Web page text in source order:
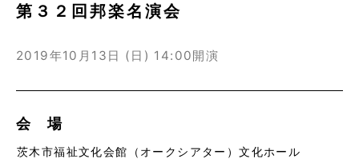
第３２回邦楽名演会
2019年10月13日 (日) 14:00開演
会 場
茨木市福祉文化会館（オークシアター）文化ホール